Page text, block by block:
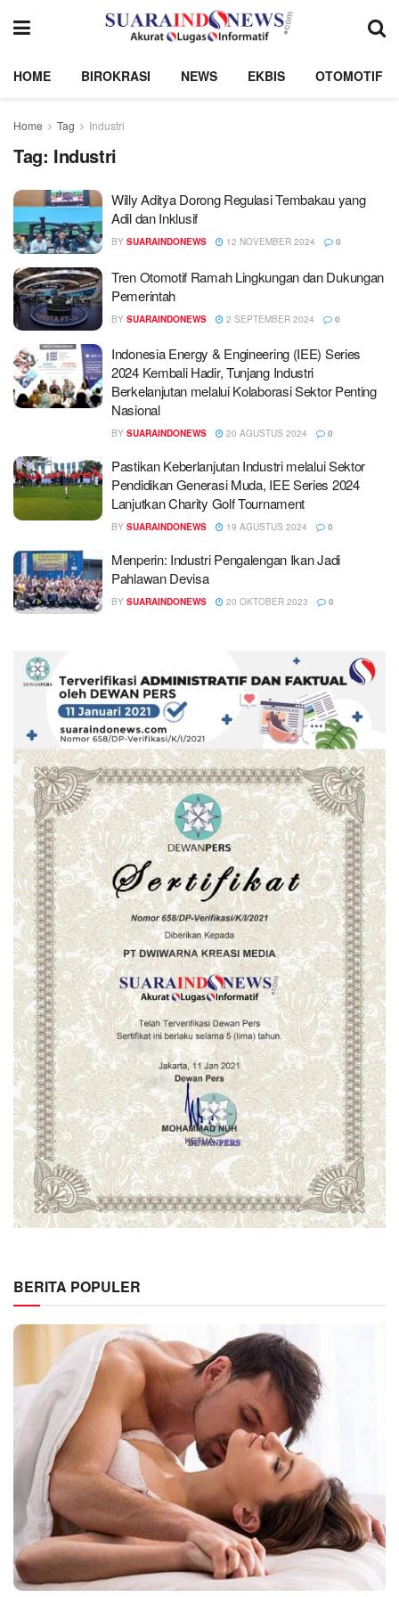
HOME BIROKRASI NEWS EKBIS OTOMOTIF
Home Tag Industri
Tag: Industri
Willy Aditya Dorong Regulasi Tembakau yang
Adil dan Inklusif
BY SUARAINDONEWS 12 NOVEMBER 2024 0
Tren Otomotif Ramah Lingkungan dan Dukungan
Pemerintah
BY SUARAINDONEWS 2 SEPTEMBER 2024 0
Indonesia Energy & Engineering (IEE) Series
2024 Kembali Hadir, Tunjang Industri
Berkelanjutan melalui Kolaborasi Sektor Penting
Nasional
BY SUARAINDONEWS 20 AGUSTUS 2024 0
Pastikan Keberlanjutan Industri melalui Sektor
Pendidikan Generasi Muda, IEE Series 2024
Lanjutkan Charity Golf Tournament
BY SUARAINDONEWS 19 AGUSTUS 2024 0
Menperin: Industri Pengalengan Ikan Jadi
Pahlawan Devisa
BY SUARAINDONEWS 20 OKTOBER 2023 0
BERITA POPULER